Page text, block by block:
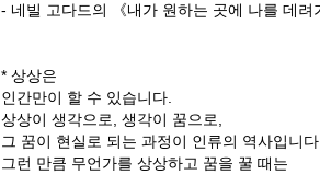
- 네빌 고다드의 《내가 원하는 곳에 나를 데려
* 상상은
인간만이 할 수 있습니다.
상상이 생각으로, 생각이 꿈으로,
그 꿈이 현실로 되는 과정이 인류의 역사입니다.
그런 만큼 무언가를 상상하고 꿈을 꿀 때는